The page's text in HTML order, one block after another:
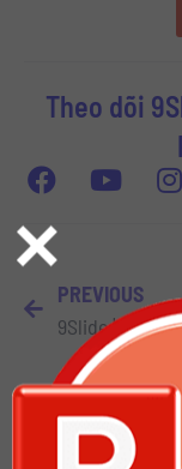
Theo dõi
PREVIOUS
×